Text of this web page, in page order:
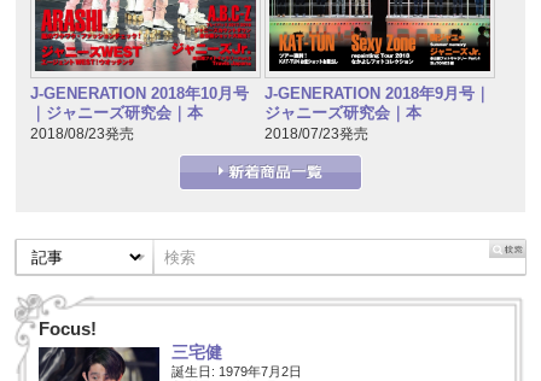
J-GENERATION 2018年10月号
｜ジャニーズ研究会｜本
2018/08/23発売
J-GENERATION 2018年9月号｜
ジャニーズ研究会｜本
2018/07/23発売
Focus!
三宅健
誕生日: 1979年7月2日